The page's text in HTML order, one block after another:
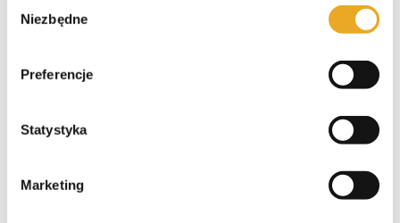
zgody
Niezbędne
Preferencje
Statystyka
Marketing